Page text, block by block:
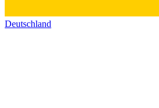
Deutschland